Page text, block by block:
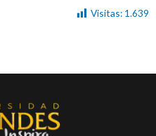
Visitas: 1.639